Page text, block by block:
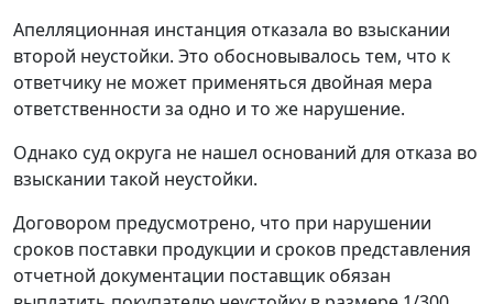
Апелляционная инстанция отказала во взыскании
второй неустойки. Это обосновывалось тем, что к
ответчику не может применяться двойная мера
ответственности за одно и то же нарушение.
Однако суд округа не нашел оснований для отказа во
взыскании такой неустойки.
Договором предусмотрено, что при нарушении
сроков поставки продукции и сроков представления
отчетной документации поставщик обязан